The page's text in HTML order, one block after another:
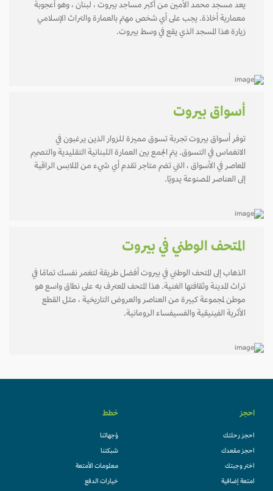
يعد مسجد محمد الأمين من أكبر مساجد بيروت ، لبنان ، وهو أعجوبة
معمارية أخاذة. يجب على أي شخص مهتم بالعمارة والتراث الإسلامي
زيارة هذا المسجد الذي يقع في وسط بيروت.
أسواق بيروت
توفر أسواق بيروت تجربة تسوق مميزة للزوار الذين يرغبون في
الانغماس في التسوق. يتم الجمع بين العمارة اللبنانية التقليدية والتصميم
المعاصر في الأسواق ، التي تضم متاجر تقدم أي شيء من الملابس الراقية
إلى العناصر المصنوعة يدويًا.
المتحف الوطني في بيروت
الذهاب إلى المتحف الوطني في بيروت أفضل طريقة لتغمر نفسك تمامًا في
تراث المدينة وثقافتها الغنية. هذا المتحف المعترف به على نطاق واسع هو
موطن لمجموعة كبيرة من العناصر والعروض التاريخية ، مثل القطع
الأثرية الفينيقية والفسيفساء الرومانية.
احجز
احجز رحلتك
احجز مقعدك
اختر وجبتك
امتعة إضافية
خطط
وُجهاتنا
شبكتنا
معلومات الأمتعة
خيارات الدفع